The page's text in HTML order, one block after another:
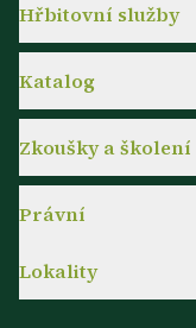
Hřbitovní služby
Katalog
Zkoušky a školení
Právní
Lokality